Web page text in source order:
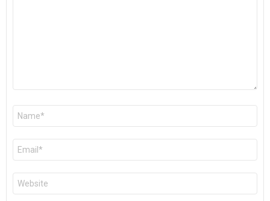
Nom
E-
mail
*
Site
web